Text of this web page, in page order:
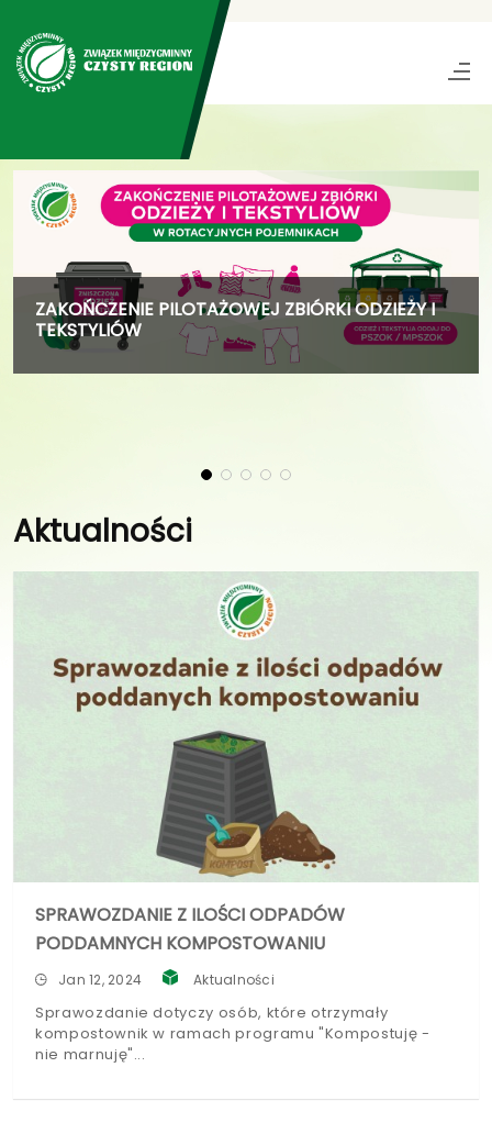
ZAKOŃCZENIE PILOTAŻOWEJ ZBIÓRKI ODZIEŻY I
TEKSTYLIÓW
Aktualności
SPRAWOZDANIE Z ILOŚCI ODPADÓW
PODDAMNYCH KOMPOSTOWANIU
Jan 12, 2024 Aktualności
Sprawozdanie dotyczy osób, które otrzymały
kompostownik w ramach programu "Kompostuję -
nie marnuję"